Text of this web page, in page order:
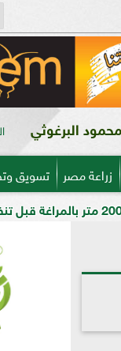
محمود البرغوثي
زراعة مصر تسويق